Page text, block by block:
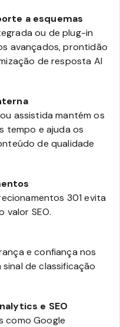
a esquemas
ou de plug-in
avançados, prontidão
de resposta AI
assistida mantém os
tempo e ajuda os
de qualidade
301 evita
valor SEO.
e confiança nos
sinal de classificação
e SEO
como Google